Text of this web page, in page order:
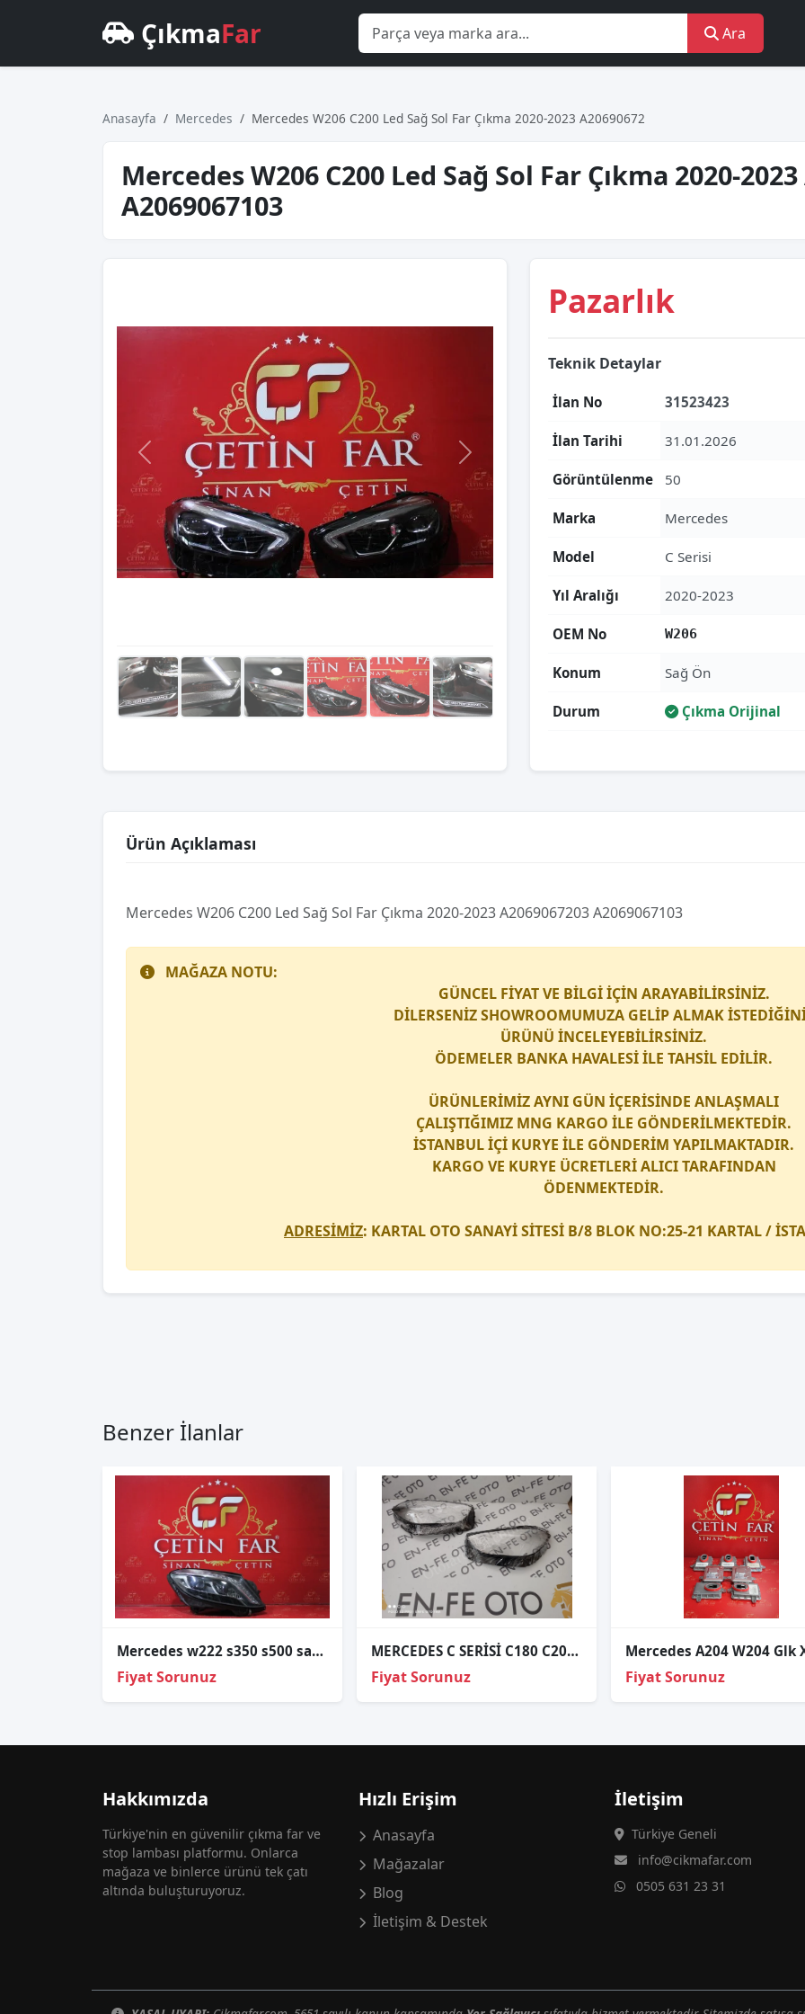
ÇıkmaFar Ara
Anasayfa Mercedes Mercedes W206 C200 Led Sağ Sol Far Çıkma 2020-2023 A20690672
Mercedes W206 C200 Led Sağ Sol Far Çıkma 2020-
A2069067103
Pazarlık
Teknik Detaylar
İlan No 31523423
İlan Tarihi 31.01.2026
Görüntülenme 50
Marka Mercedes
Model C Serisi
Yıl Aralığı 2020-2023
OEM No W206
Konum Sağ Ön
Durum Çıkma Orijinal
Ürün Açıklaması
Mercedes W206 C200 Led Sağ Sol Far Çıkma 2020-2023 A2069067203 A2069067103
MAĞAZA NOTU:
GÜNCEL FİYAT VE BİLGİ İÇİN ARAYABİLİRSİNİZ.
DİLERSENİZ SHOWROOMUMUZA GELİP ALMAK
ÜRÜNÜ İNCELEYEBİLİRSİNİZ.
ÖDEMELER BANKA HAVALESİ İLE TAHSİL EDİLİR.
ÜRÜNLERİMİZ AYNI GÜN İÇERİSİNDE ANLAŞMALI
ÇALIŞTIĞIMIZ MNG KARGO İLE GÖNDERİLMEKTEDİR.
İSTANBUL İÇİ KURYE İLE GÖNDERİM YAPILMAKTADIR.
KARGO VE KURYE ÜCRETLERİ ALICI TARAFINDAN
ÖDENMEKTEDİR.
ADRESİMİZ: KARTAL OTO SANAYİ SİTESİ B/8 BLOK NO:25-21 KARTAL /
Benzer İlanlar
Mercedes w222 s350 s500 sağ far hatasiz sökme a2228201159
Fiyat Sorunuz
MERCEDES C SERİSİ C180 C200 W206 SAĞ FAR CAMI SIFIR
Fiyat Sorunuz Fiyat Sorunuz
Hakkımızda
Türkiye'nin en güvenilir çıkma far ve
stop lambası platformu. Onlarca
mağaza ve binlerce ürünü tek çatı
altında buluşturuyoruz.
Hızlı Erişim
Anasayfa
Mağazalar
Blog
İletişim & Destek
İletişim
Türkiye Geneli
info@cikmafar.com
0505 631 23 31